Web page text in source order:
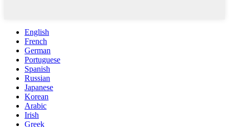
English
French
German
Portuguese
Spanish
Russian
Japanese
Korean
Arabic
Irish
Greek